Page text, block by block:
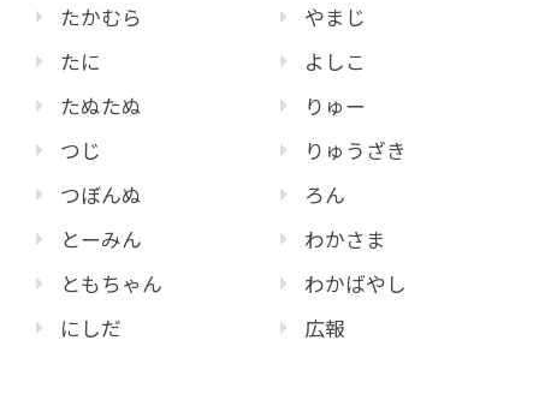
たかむら
たに
たぬたぬ
つじ
つぼんぬ
とーみん
ともちゃん
にしだ
やまじ
よしこ
りゅー
りゅうざき
ろん
わかさま
わかばやし
広報